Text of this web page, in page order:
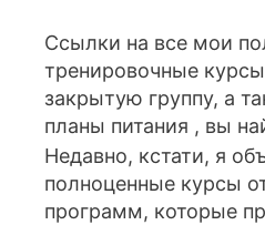
Ссылки на все мои
тренировочные
закрытую группу, а
планы питания , вы
Недавно, кстати, я
полноценные курсы
программ, которые